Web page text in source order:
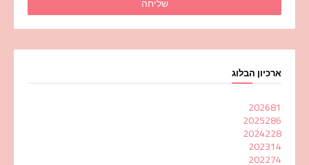
ארכיון הבלוג
202681
2025286
2024228
202314
202274